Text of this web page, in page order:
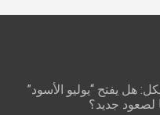
هل يفتح “يوليو الأسود”
لصعود جديد؟